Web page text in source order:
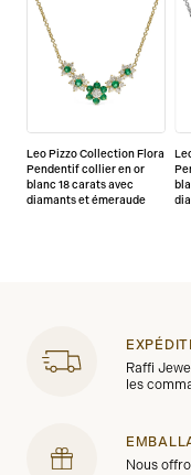
Leo Pizzo Collection Flora
Pendentif collier en or
blanc 18 carats avec
diamants et émeraude
Raffi
les
Nous